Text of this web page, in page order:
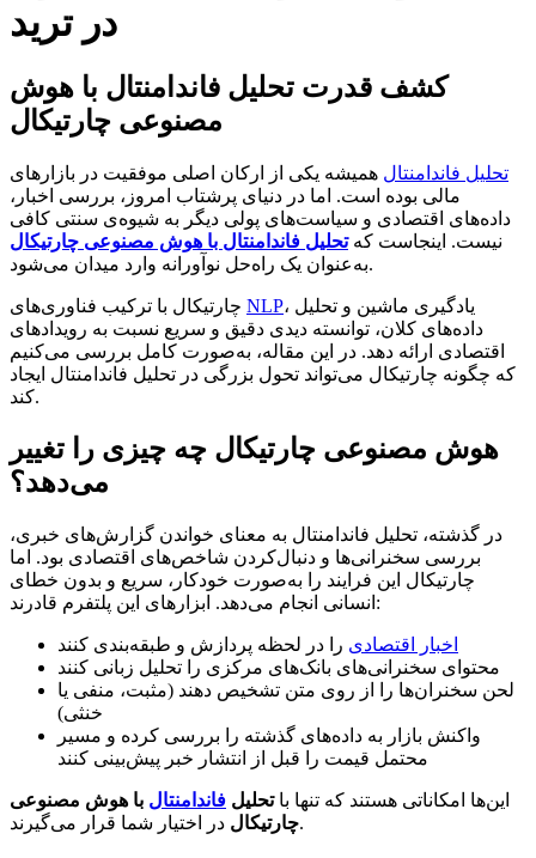
در ترید
کشف قدرت تحلیل فاندامنتال با هوش
مصنوعی چارتیکال
تحلیل فاندامنتال همیشه یکی از ارکان اصلی موفقیت در بازارهای
مالی بوده است. اما در دنیای پرشتاب امروز، بررسی اخبار،
داده‌های اقتصادی و سیاست‌های پولی دیگر به شیوه‌ی سنتی کافی
نیست. اینجاست کهتحلیل فاندامنتال با هوش مصنوعی چارتیکال
به‌عنوان یک راه‌حل نوآورانه وارد میدان می‌شود.
NLP، یادگیری ماشین و تحلیل
داده‌های کلان، توانسته دیدی دقیق و سریع نسبت به رویدادهای
اقتصادی ارائه دهد. در این مقاله، به‌صورت کامل بررسی می‌کنیم
که چگونه چارتیکال می‌تواند تحول بزرگی در تحلیل فاندامنتال ایجاد
کند.
هوش مصنوعی چارتیکال چه چیزی را تغییر
می‌دهد؟
در گذشته، تحلیل فاندامنتال به معنای خواندن گزارش‌های خبری،
بررسی سخنرانی‌ها و دنبال‌کردن شاخص‌های اقتصادی بود. اما
چارتیکال این فرایند را به‌صورت خودکار، سریع و بدون خطای
انسانی انجام می‌دهد. ابزارهای این پلتفرم قادرند:
اخبار اقتصادی را در لحظه پردازش و طبقه‌بندی کنند
محتوای سخنرانی‌های بانک‌های مرکزی را تحلیل زبانی کنند
لحن سخنران‌ها را از روی متن تشخیص دهند (مثبت، منفی یا
خنثی)
واکنش بازار به داده‌های گذشته را بررسی کرده و مسیر
محتمل قیمت را قبل از انتشار خبر پیش‌بینی کنند
این‌ها امکاناتی هستند که تنها باتحلیل فاندامنتال با هوش مصنوعی
چارتیکالدر اختیار شما قرار می‌گیرند.